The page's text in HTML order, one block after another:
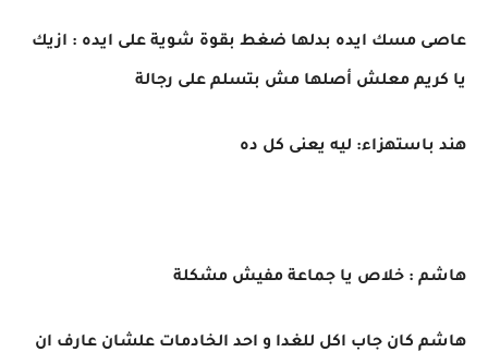
عاصى مسك ايده بدلها ضغط بقوة شوية على ايده : ازيك
يا كريم معلش أصلها مش بتسلم على رجالة
هند باستهزاء: ليه يعنى كل ده
هاشم : خلاص يا جماعة مفيش مشكلة
هاشم كان جاب اكل للغدا و احد الخادمات علشان عارف ان